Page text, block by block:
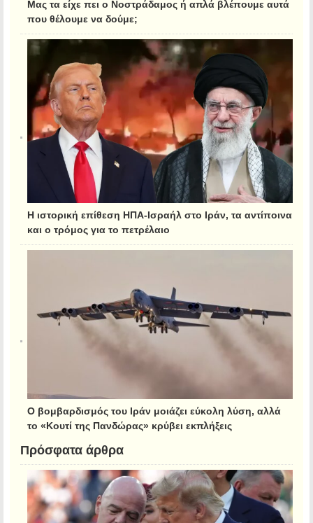
Μας τα είχε πει ο Νοστράδαμος ή απλά βλέπουμε αυτά
που θέλουμε να δούμε;
Η ιστορική επίθεση ΗΠΑ-Ισραήλ στο Ιράν, τα αντίποινα
και ο τρόμος για το πετρέλαιο
Ο βομβαρδισμός του Ιράν μοιάζει εύκολη λύση, αλλά
το «Κουτί της Πανδώρας» κρύβει εκπλήξεις
Πρόσφατα άρθρα